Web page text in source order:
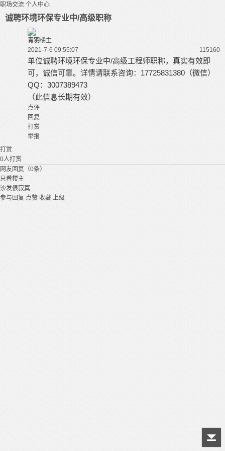
职场交流 个人中心
诚聘环境环保专业中/高级职称
青羽楼主
2021-7-6 09:55:07
115160
单位诚聘环境环保专业中/高级工程师职称，真实有效即
可，诚信可靠。 详情请联系咨询： 17725831380（微信）
QQ：3007389473
（此信息长期有效）
点评
回复
打赏
举报
打赏
0人打赏
网友回复（0条）
只看楼主
沙发很寂寞...
参与回复 点赞 收藏 上级